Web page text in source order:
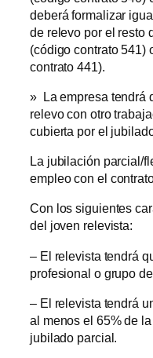
deberá formalizar
de relevo por el resto
(código contrato 541)
contrato 441).
» La empresa tendrá
relevo con otro
cubierta por el
La jubilación parcial/
empleo con el
Con los siguientes
del joven relevista:
– El relevista tendrá
profesional o grupo
– El relevista tendrá
al menos el 65% de
jubilado parcial.